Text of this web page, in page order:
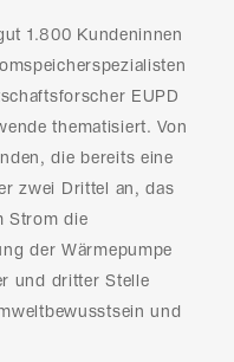
1.800 Kundeninnen
EUPD
thematisiert. Von
die bereits eine
zwei Drittel an, das
Strom die
der Wärmepumpe
und dritter Stelle
und